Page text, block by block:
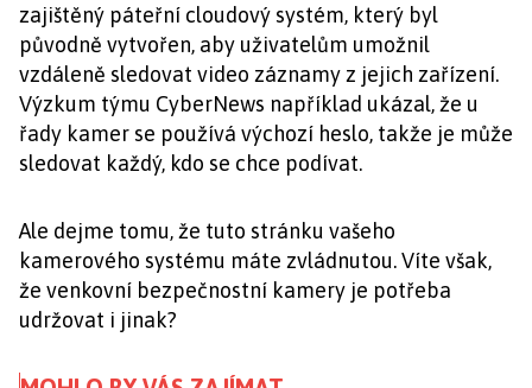
zajištěný páteřní cloudový systém, který byl
původně vytvořen, aby uživatelům umožnil
vzdáleně sledovat video záznamy z jejich zařízení.
Výzkum týmu CyberNews například ukázal, že u
řady kamer se používá výchozí heslo, takže je může
sledovat každý, kdo se chce podívat.
Ale dejme tomu, že tuto stránku vašeho
kamerového systému máte zvládnutou. Víte však,
že venkovní bezpečnostní kamery je potřeba
udržovat i jinak?